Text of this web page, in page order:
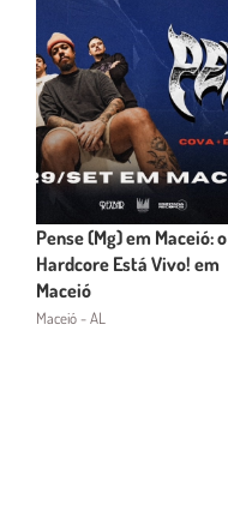
Pense (Mg) em Maceió: o
Hardcore Está Vivo! em
Maceió
Maceió - AL